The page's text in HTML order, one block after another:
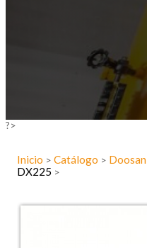
?>
Inicio > Catálogo > Doosan
DX225 >